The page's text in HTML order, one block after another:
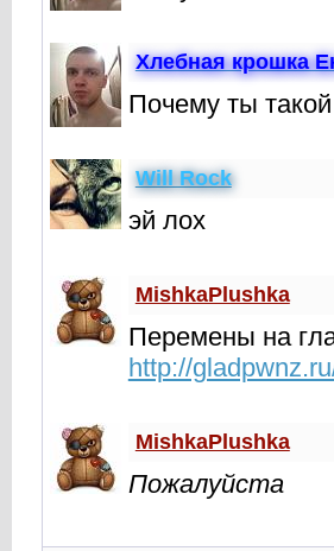
Хлебная крошкa
Почему ты
Will Rock
эй лох
MishkaPlushka
Перемены на
http://
MishkaPlushka
Пожалуйста